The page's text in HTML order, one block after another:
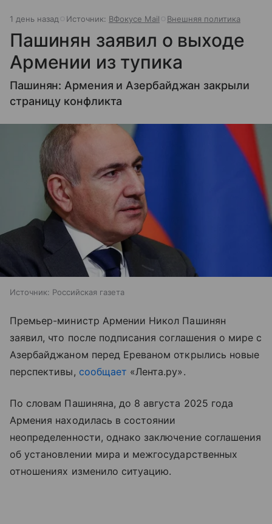
1 день назад Источник: ВФокусе Mail Внешняя политика
Пашинян заявил о выходе
Армении из тупика
Пашинян: Армения и Азербайджан закрыли
страницу конфликта
Источник: Российская газета
Премьер-министр Армении Никол Пашинян
заявил, что после подписания соглашения о мире с
Азербайджаном перед Ереваном открылись новые
перспективы, сообщает «Лента.ру».
По словам Пашиняна, до 8 августа 2025 года
Армения находилась в состоянии
неопределенности, однако заключение соглашения
об установлении мира и межгосударственных
отношениях изменило ситуацию.